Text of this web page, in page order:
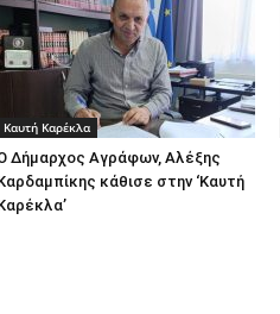
Καυτή Καρέκλα
Δήμαρχος Αγράφων, Αλέξης
κάθισε στην ‘Καυτή